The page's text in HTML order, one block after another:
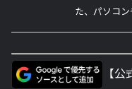
た、パソコン
【